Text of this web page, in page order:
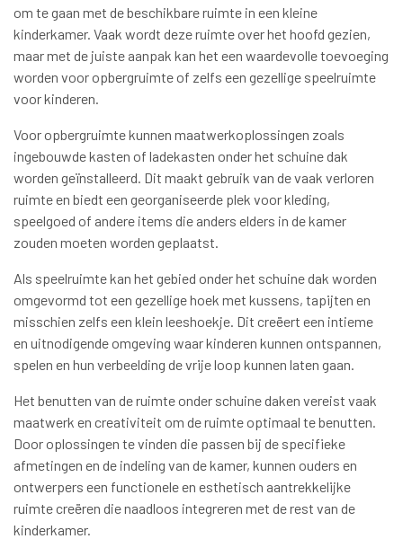
om te gaan met de beschikbare ruimte in een kleine
kinderkamer. Vaak wordt deze ruimte over het hoofd gezien,
maar met de juiste aanpak kan het een waardevolle toevoeging
worden voor opbergruimte of zelfs een gezellige speelruimte
voor kinderen.
Voor opbergruimte kunnen maatwerkoplossingen zoals
ingebouwde kasten of ladekasten onder het schuine dak
worden geïnstalleerd. Dit maakt gebruik van de vaak verloren
ruimte en biedt een georganiseerde plek voor kleding,
speelgoed of andere items die anders elders in de kamer
zouden moeten worden geplaatst.
Als speelruimte kan het gebied onder het schuine dak worden
omgevormd tot een gezellige hoek met kussens, tapijten en
misschien zelfs een klein leeshoekje. Dit creëert een intieme
en uitnodigende omgeving waar kinderen kunnen ontspannen,
spelen en hun verbeelding de vrije loop kunnen laten gaan.
Het benutten van de ruimte onder schuine daken vereist vaak
maatwerk en creativiteit om de ruimte optimaal te benutten.
Door oplossingen te vinden die passen bij de specifieke
afmetingen en de indeling van de kamer, kunnen ouders en
ontwerpers een functionele en esthetisch aantrekkelijke
ruimte creëren die naadloos integreren met de rest van de
kinderkamer.